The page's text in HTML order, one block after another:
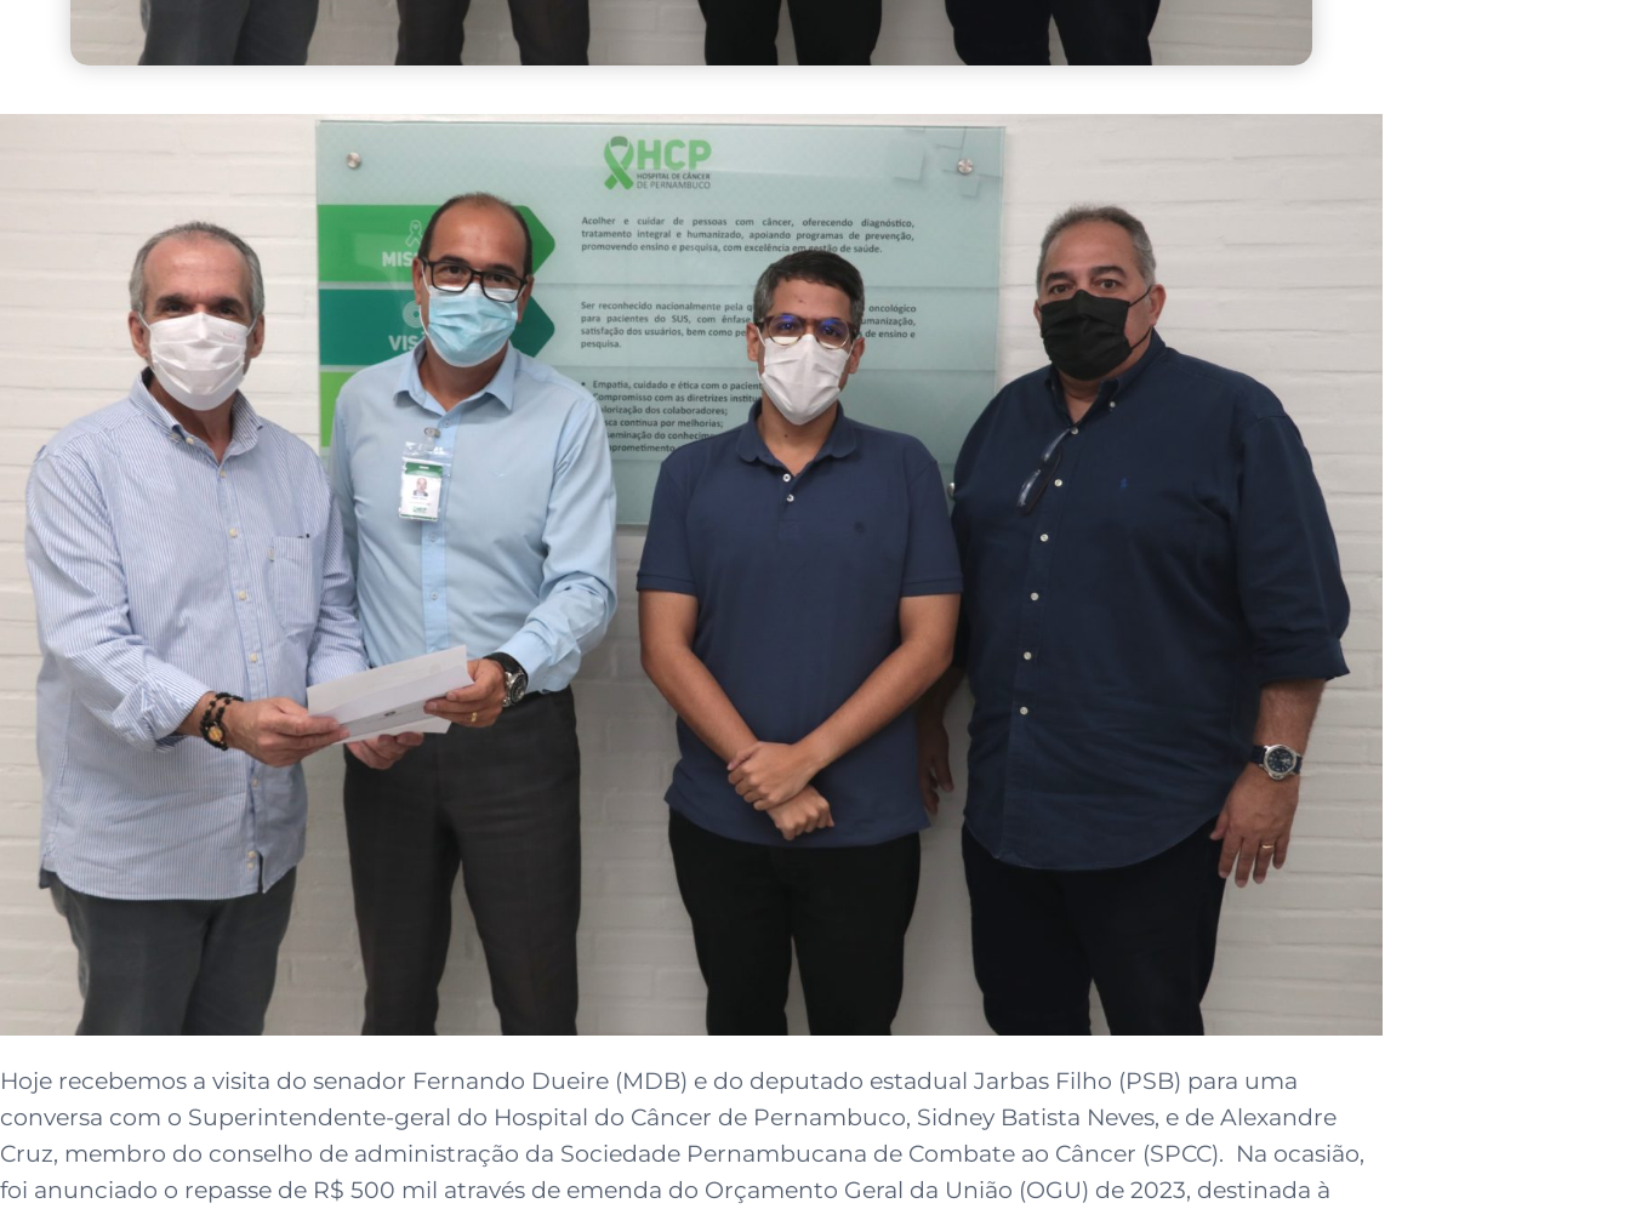
Hoje recebemos a visita do senador Fernando Dueire (MDB) e do deputado estadual Jarbas Filho (PSB) para uma
conversa com o Superintendente-geral do Hospital do Câncer de Pernambuco, Sidney Batista Neves, e de Alexandre
Cruz, membro do conselho de administração da Sociedade Pernambucana de Combate ao Câncer (SPCC). Na ocasião,
foi anunciado o repasse de R$ 500 mil através de emenda do Orçamento Geral da União (OGU) de 2023, destinada à